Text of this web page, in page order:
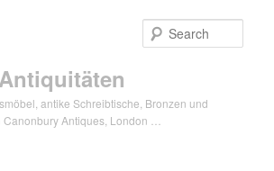
antike Schreibtische, Bronzen und
Antiques, London …